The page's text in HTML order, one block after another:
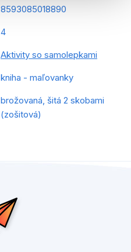
8593085018890
4
Aktivity so samolepkami
kniha - maľovanky
brožovaná, šitá 2 skobami
(zošitová)